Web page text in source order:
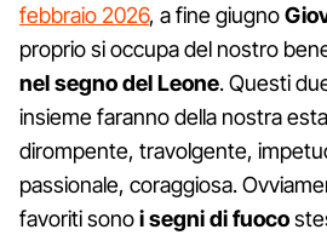
febbraio 2026, a fine giugno
proprio si occupa del nostro
nel segno del Leone. Questi
insieme faranno della nostra
dirompente, travolgente,
passionale, coraggiosa.
favoriti sonoi segni di fuoco